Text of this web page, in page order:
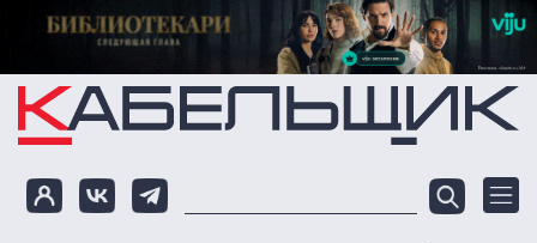
Перейти к основному содержанию